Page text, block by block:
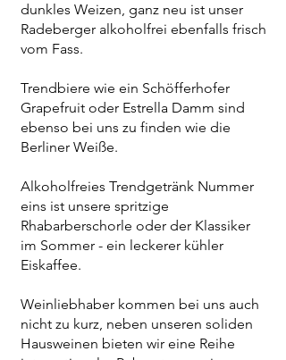
dunkles Weizen, ganz neu ist unser
Radeberger alkoholfrei ebenfalls frisch
vom Fass.
Trendbiere wie ein Schöfferhofer
Grapefruit oder Estrella Damm sind
ebenso bei uns zu finden wie die
Berliner Weiße.
Alkoholfreies Trendgetränk Nummer
eins ist unsere spritzige
Rhabarberschorle oder der Klassiker
im Sommer - ein leckerer kühler
Eiskaffee.
Weinliebhaber kommen bei uns auch
nicht zu kurz, neben unseren soliden
Hausweinen bieten wir eine Reihe